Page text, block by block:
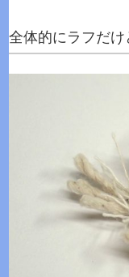
全体的にラフだ